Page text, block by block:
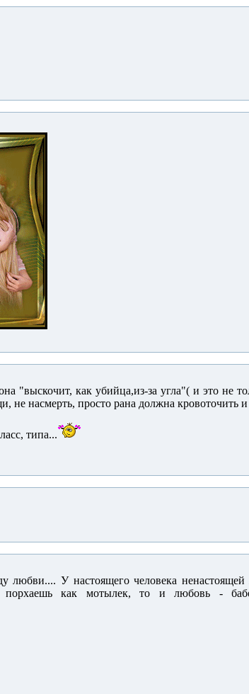
"выскочит, как убийца,из-за угла"( и это не
не насмерть, просто рана должна кровоточить
типа...
У настоящего человека
как мотылек, то и любовь -